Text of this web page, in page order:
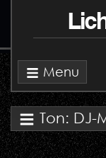
Menu
Ton: DJ-